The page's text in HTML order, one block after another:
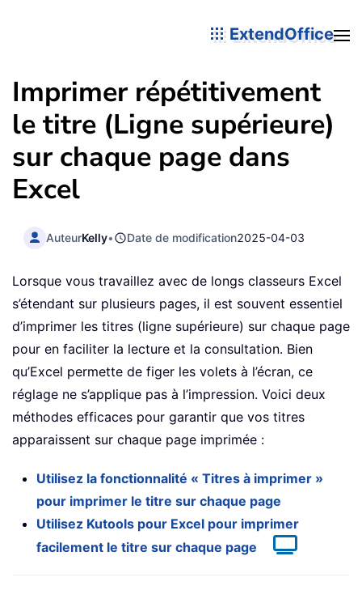
ExtendOffice
Imprimer répétitivement
le titre (Ligne supérieure)
sur chaque page dans
Excel
AuteurKelly• Date de modification2025-04-03
Lorsque vous travaillez avec de longs classeurs Excel
s’étendant sur plusieurs pages, il est souvent essentiel
d’imprimer les titres (ligne supérieure) sur chaque page
pour en faciliter la lecture et la consultation. Bien
qu’Excel permette de figer les volets à l’écran, ce
réglage ne s’applique pas à l’impression. Voici deux
méthodes efficaces pour garantir que vos titres
apparaissent sur chaque page imprimée :
Utilisez la fonctionnalité « Titres à imprimer »
pour imprimer le titre sur chaque page
Utilisez Kutools pour Excel pour imprimer
facilement le titre sur chaque page